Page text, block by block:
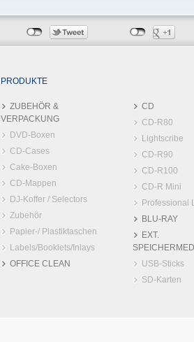
PRODUKTE
ZUBEHÖR &
VERPACKUNG
DVD-Boxen
CD-Cases
Cake-Boxen
CD-Mappen
DJ-Koffer / Selectors
Zubehör
Papier-/ Plastiktaschen
Labels/Booklets/Inlays
OFFICE CLEAN
CD
CD-R80
Lightscribe
CD-R90
CD-R100
CD-R Mini
Professional
BLU-RAY
EXT.
USB-Sticks
SD-Karten